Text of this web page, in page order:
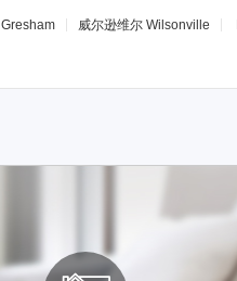
Gresham 威尔逊维尔 Wilsonville